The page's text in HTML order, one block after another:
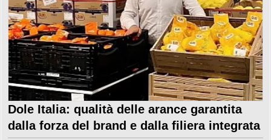
Dole Italia: qualità delle arance garantita
dalla forza del brand e dalla filiera integrata